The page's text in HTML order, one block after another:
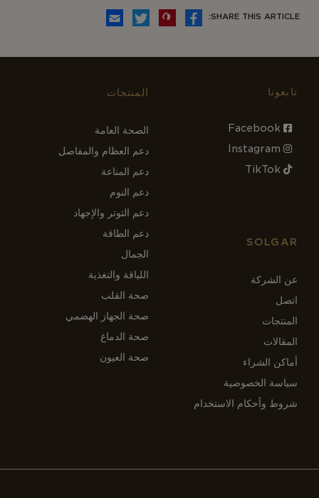
SHARE THIS ARTICLE:
تابعونا المنتجات
الصحة العامة
دعم العظام والمفاصل
دعم المناعة
دعم النوم
دعم التوتر والإجهاد
دعم الطاقة
الجمال
اللياقة والتغذية
صحة القلب
صحة الجهاز الهضمي
صحة الدماغ
صحة العيون
SOLGAR
عن الشركة
اتصل
المنتجات
المقالات
أماكن الشراء
سياسة الخصوصية
شروط وأحكام الاستخدام